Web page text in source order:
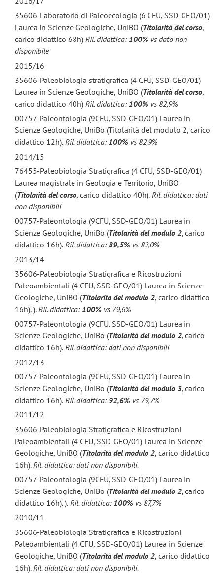
35606-Laboratorio di Paleoecologia (6 CFU, SSD-GEO/01)
Laurea in Scienze Geologiche, UniBO (Titolarità del corso,
carico didattico 68h)Ril. didattica: 100% vs dato non
disponibile
2015/16
35606-Paleobiologia stratigrafica (4 CFU, SSD-GEO/01)
Laurea in Scienze Geologiche, UniBO (Titolarità del corso,
carico didattico 40h)Ril. didattica: 100% vs 82,9%
00757-Paleontologia (9CFU, SSD-GEO/01) Laurea in
Scienze Geologiche, UniBo (Titolarità del modulo 2, carico
didattico 12h). Ril. didattica: 100% vs 82,9%
2014/15
76455-Paleobiologia Stratigrafica (4 CFU, SSD-GEO/01)
Laurea magistrale in Geologia e Territorio, UniBO
(Titolarità del corso, carico didattico 40h). Ril. didattica: dati
non disponibili
00757-Paleontologia (9CFU, SSD-GEO/01) Laurea in
Scienze Geologiche, UniBo (Titolarità del modulo 2, carico
didattico 16h). Ril. didattica: 89,5% vs 82,0%
2013/14
35606-Paleobiologia Stratigrafica e Ricostruzioni
Paleoambientali (4 CFU, SSD-GEO/01) Laurea in Scienze
Geologiche, UniBO (Titolarità del modulo 2, carico didattico
16h). ). Ril. didattica: 100% vs 79,6%
00757-Paleontologia (9CFU, SSD-GEO/01) Laurea in
Scienze Geologiche, UniBo (Titolarità del modulo 2, carico
didattico 16h). Ril. didattica: dati non disponibili
2012/13
00757-Paleontologia (9CFU, SSD-GEO/01) Laurea in
Scienze Geologiche, UniBo (Titolarità del modulo 3, carico
didattico 16h). Ril. didattica: 92,6% vs 79,7%
2011/12
35606-Paleobiologia Stratigrafica e Ricostruzioni
Paleoambientali (4 CFU, SSD-GEO/01) Laurea in Scienze
Geologiche, UniBO (Titolarità del modulo 2, carico didattico
16h). Ril. didattica: dati non disponibili.
00757-Paleontologia (9CFU, SSD-GEO/01) Laurea in
Scienze Geologiche, UniBo (Titolarità del modulo 2, carico
didattico 16h). ). Ril. didattica: 100% vs 87,7%
2010/11
35606-Paleobiologia Stratigrafica e Ricostruzioni
Paleoambientali (4 CFU, SSD-GEO/01) Laurea in Scienze
Geologiche, UniBO (Titolarità del modulo 2, carico didattico
16h). Ril. didattica: dati non disponibili.